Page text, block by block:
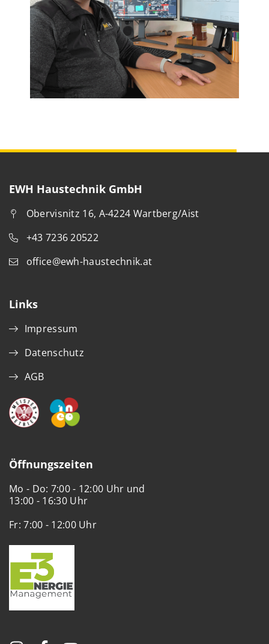
EWH Haustechnik GmbH
Obervisnitz 16, A-4224 Wartberg/Aist
+43 7236 20522
office@ewh-haustechnik.at
Links
Impressum
Datenschutz
AGB
Öffnungszeiten
Mo - Do: 7:00 - 12:00 Uhr und
13:00 - 16:30 Uhr
Fr: 7:00 - 12:00 Uhr